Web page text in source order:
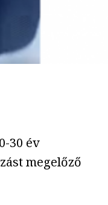
30 év
megelőző